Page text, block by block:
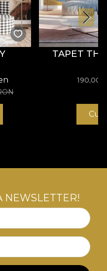
TAPET
190,00
NEWSLETTER!